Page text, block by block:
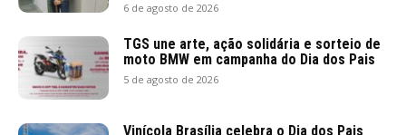
6 de agosto de 2026
TGS une arte, ação solidária e sorteio de
moto BMW em campanha do Dia dos Pais
5 de agosto de 2026
Vinícola Brasília celebra o Dia dos Pais